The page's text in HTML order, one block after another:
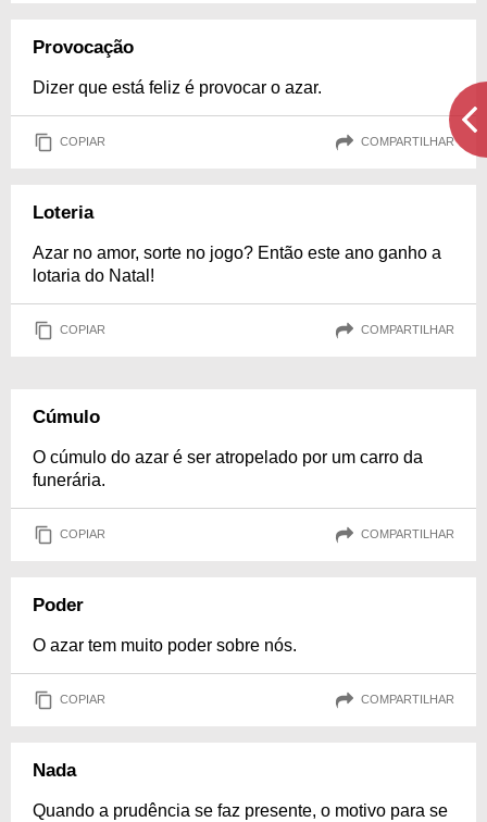
Provocação
Dizer que está feliz é provocar o azar.
COPIAR COMPARTILHAR
Loteria
Azar no amor, sorte no jogo? Então este ano ganho a
lotaria do Natal!
COPIAR COMPARTILHAR
Cúmulo
O cúmulo do azar é ser atropelado por um carro da
funerária.
COPIAR COMPARTILHAR
Poder
O azar tem muito poder sobre nós.
COPIAR COMPARTILHAR
Nada
Quando a prudência se faz presente, o motivo para se